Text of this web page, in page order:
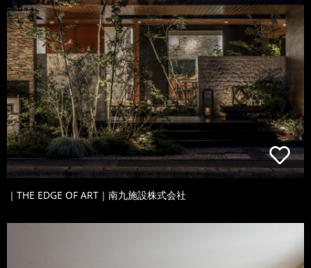
｜THE EDGE OF ART｜南九施設株式会社